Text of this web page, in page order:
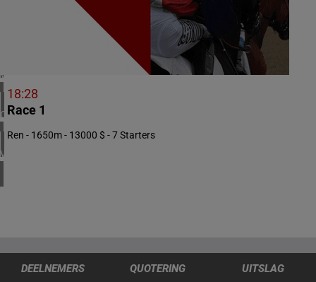
VERENIGD KONINKRIJK
4 meeting(s)
CHILI
1 meeting(s)
VERENIGDE STATEN
4 meeting(s)
18:28
Race 1
Ren - 1650m - 13000 $ - 7 Starters
DEELNEMERS QUOTERING UITSLAG